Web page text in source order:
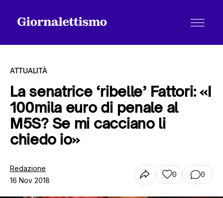
Tutti gli articoli
ATTUALITÀ
La senatrice ‘ribelle’ Fattori: «I
100mila euro di penale al
M5S? Se mi cacciano li
chiedo io»
Redazione
16 Nov 2018
0 0